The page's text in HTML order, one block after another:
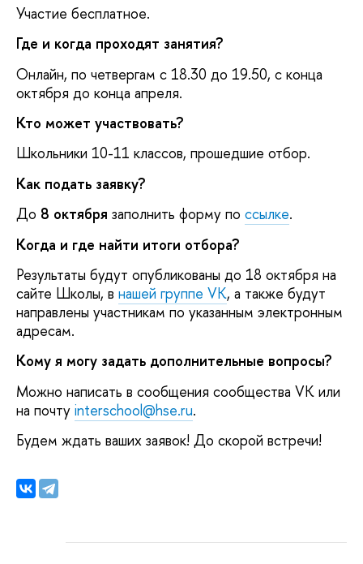
Участие бесплатное.
Где и когда проходят занятия?
Онлайн, по четвергам с 18.30 до 19.50, с конца
октября до конца апреля.
Кто может участвовать?
Школьники 10-11 классов, прошедшие отбор.
Как подать заявку?
До 8 октября заполнить форму по ссылке.
Когда и где найти итоги отбора?
Результаты будут опубликованы до 18 октября на
сайте Школы, в нашей группе VK, а также будут
направлены участникам по указанным электронным
адресам.
Кому я могу задать дополнительные вопросы?
Можно написать в сообщения сообщества VK или
на почту interschool@hse.ru.
Будем ждать ваших заявок! До скорой встречи!